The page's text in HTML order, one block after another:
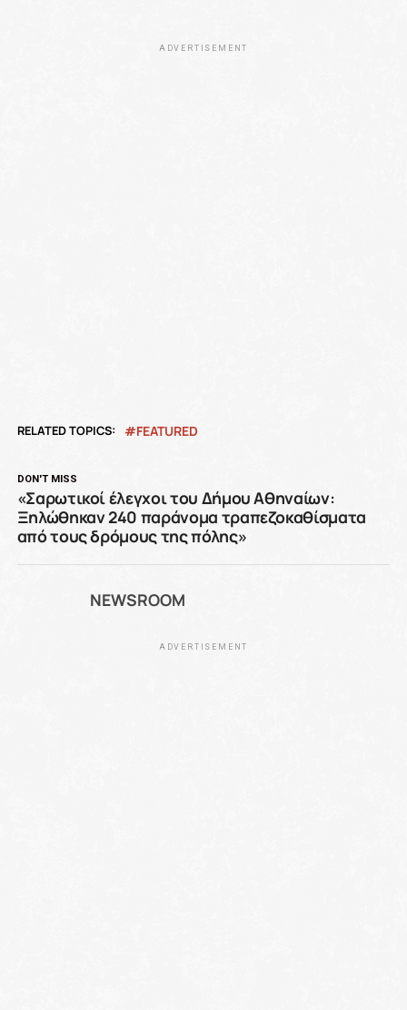
ADVERTISEMENT
RELATED TOPICS: FEATURED
DON'T MISS
«Σαρωτικοί έλεγχοι του Δήμου Αθηναίων:
Ξηλώθηκαν 240 παράνομα τραπεζοκαθίσματα
από τους δρόμους της πόλης»
NEWSROOM
ADVERTISEMENT